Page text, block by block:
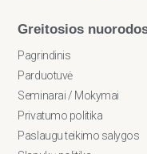
Greitosios
Pagrindinis
Parduotuvė
Seminarai / Mokymai
Privatumo politika
Paslaugu teikimo salygos